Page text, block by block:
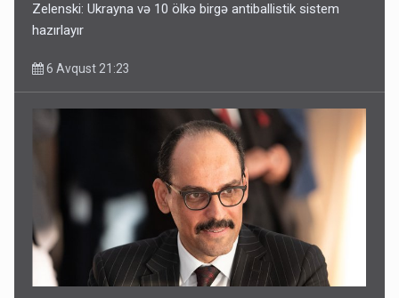
Zelenski: Ukrayna və 10 ölkə birgə antiballistik sistem
hazırlayır
6 Avqust 21:23